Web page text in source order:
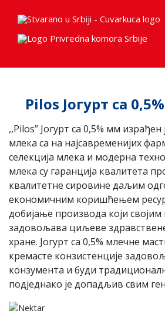
Pilos Јогурт са
,,Pilos’’ Јогурт са 0,5% мм
млека са на најсавременијих
селекција млека и модерна
млека су гаранција квалитета
квалитетне сировине даљим
економичним коришћењем
добијање производа који
задовољава циљеве
хране. Јогурт са 0,5% млечне
кремасте конзистенције
конзумента и буди
подједнако је допадљив свим